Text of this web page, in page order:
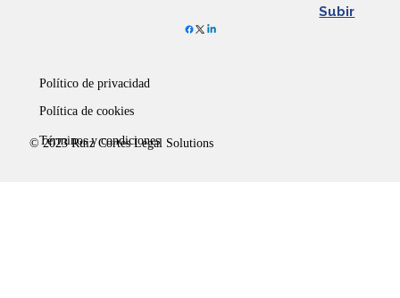
Subir
Político de privacidad
Términos y condiciones
Política de cookies
© 2023 Ruiz Cortes Legal Solutions